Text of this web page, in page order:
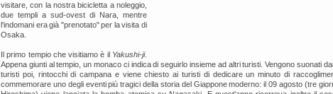
visitare, con la nostra bicicletta a noleggio,
due templi a sud-ovest di Nara, mentre
l'indomani era già "prenotato" per la visita di
Osaka.
Il primo tempio che visitiamo è il Yakushi-ji.
Appena giunti al tempio, un monaco ci indica di seguirlo insieme ad altri turisti. Vengono suonati
turisti poi, rintocchi di campana e viene chiesto ai turisti di dedicare un minuto di
commemorare uno degli eventi più tragici della storia del Giappone moderno: il 09 agosto (tre